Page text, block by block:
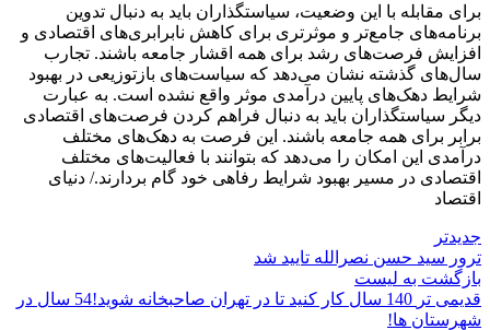
برای مقابله با این وضعیت، سیاستگذاران باید به دنبال تدوین
برنامه‌های جامع‌تر و موثرتری برای کاهش نابرابری‌های اقتصادی و
افزایش فرصت‌های رشد برای همه اقشار جامعه باشند. تجارب
سال‌های گذشته نشان می‌دهد که سیاست‌های بازتوزیعی در بهبود
شرایط دهک‌های پایین درآمدی موثر واقع نشده است. به عبارت
دیگر سیاستگذاران باید به دنبال فراهم کردن فرصت‌های اقتصادی
برابر برای همه جامعه باشند. این فرصت به دهک‌های مختلف
درآمدی این امکان را می‌دهد که بتوانند با فعالیت‌های مختلف
اقتصادی در مسیر بهبود شرایط رفاهی خود گام بردارند./ دنیای
اقتصاد
جدیدتر
ترور سید حسن نصرالله تایید شد
بازگشت به لیست
قدیمی تر
140 سال کار کنید تا در تهران صاحبخانه شوید!54 سال در
شهرستان ها!